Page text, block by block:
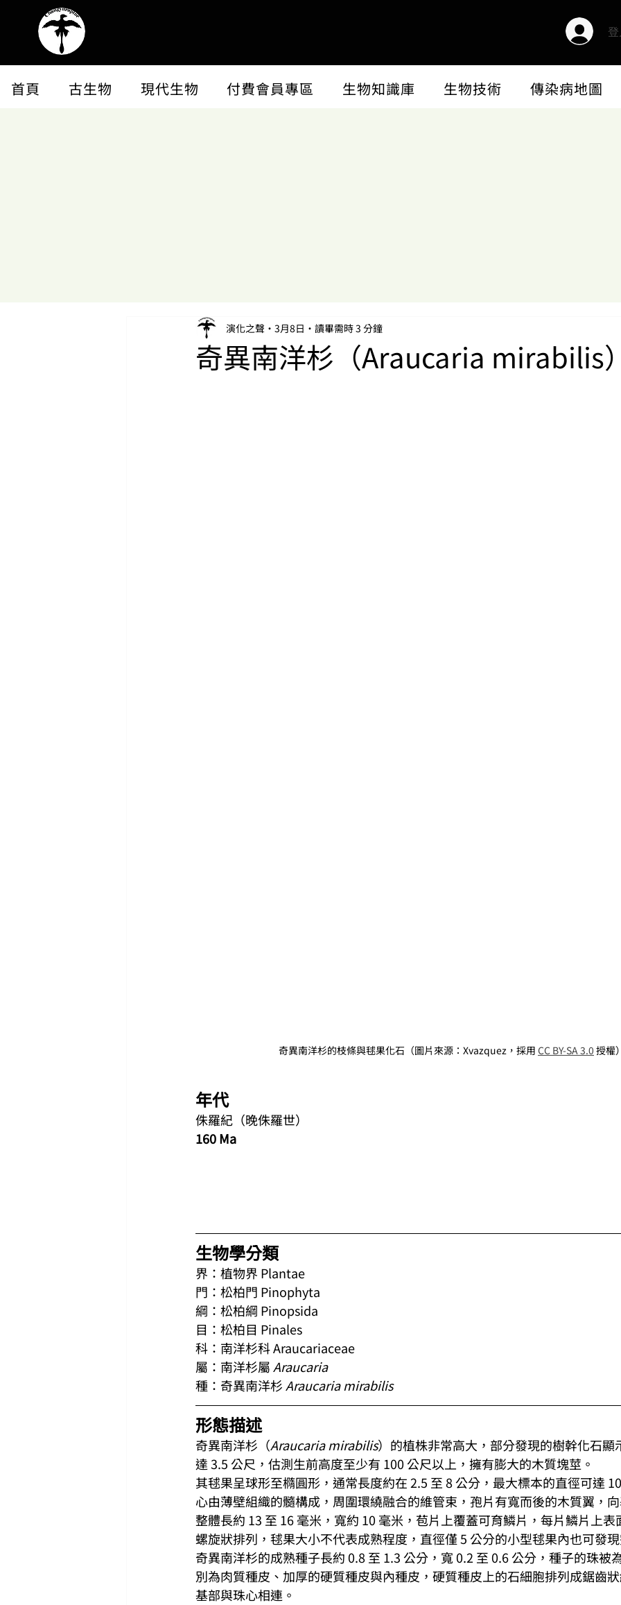
首頁 古生物 現代生物 付費會員專區 生物知識庫 生物技術 傳染病地圖
奇異南洋杉（Araucaria mirabilis
演化之聲 3月8日 讀畢需時 3 分鐘
奇異南洋杉的枝條與毬果化石（圖片來源：Xvazquez，採用 CC BY-SA 3.0 授權
年代
侏羅紀（晚侏羅世）
160 Ma
生物學分類
界：植物界 Plantae
門：松柏門 Pinophyta
綱：松柏綱 Pinopsida
目：松柏目 Pinales
科：南洋杉科 Araucariaceae
屬：南洋杉屬 Araucaria
種：奇異南洋杉 Araucaria mirabilis
形態描述
奇異南洋杉（Araucaria mirabilis）的植株非常高大，部分發現的樹幹化石顯
達 3.5 公尺，估測生前高度至少有 100 公尺以上，擁有膨大的木質塊莖。
其毬果呈球形至橢圓形，通常長度約在 2.5 至 8 公分，最大標本的直徑可達
心由薄壁組織的髓構成，周圍環繞融合的維管束，孢片有寬而後的木質翼，
整體長約 13 至 16 毫米，寬約 10 毫米，苞片上覆蓋可育鱗片，每片鱗片上
螺旋狀排列，毬果大小不代表成熟程度，直徑僅 5 公分的小型毬果內也可發
奇異南洋杉的成熟種子長約 0.8 至 1.3 公分，寬 0.2 至 0.6 公分，種子的珠被
別為肉質種皮、加厚的硬質種皮與內種皮，硬質種皮上的石細胞排列成鋸齒
基部與珠心相連。